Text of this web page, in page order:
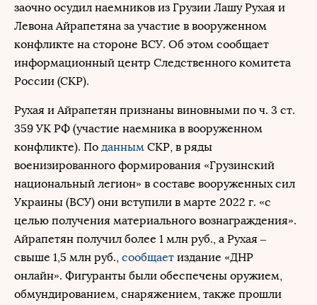
заочно осудил наемников из Грузии Лашу Рухая и
Левона Айрапетяна за участие в вооруженном
конфликте на стороне ВСУ. Об этом сообщает
информационный центр Следственного комитета
России (СКР).
Рухая и Айрапетян признаны виновными по ч. 3 ст.
359 УК РФ (участие наемника в вооруженном
конфликте). По данным СКР, в ряды
военизированного формирования «Грузинский
национальный легион» в составе вооруженных сил
Украины (ВСУ) они вступили в марте 2022 г. «с
целью получения материального вознаграждения».
Айрапетян получил более 1 млн руб., а Рухая –
свыше 1,5 млн руб., сообщает издание «ДНР
онлайн». Фигуранты были обеспечены оружием,
обмундированием, снаряжением, также прошли